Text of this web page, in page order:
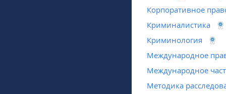
Корпоративное
Криминалистика
Криминология
Международное
Международное
Методика